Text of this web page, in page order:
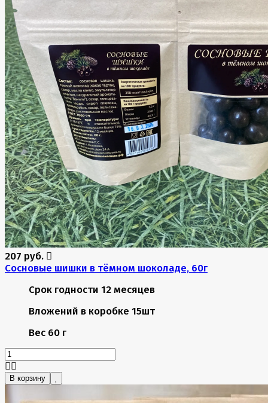
207 руб.
Сосновые шишки в тёмном шоколаде, 60г
Срок годности 12 месяцев
Вложений в коробке 15шт
Вес 60 г
В корзину